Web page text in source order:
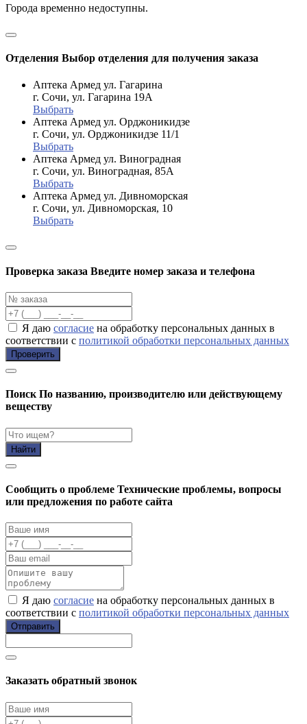
Города временно недоступны.
Отделения Выбор отделения для получения заказа
Аптека Армед ул. Гагарина
г. Сочи, ул. Гагарина 19А
Выбрать
Аптека Армед ул. Орджоникидзе
г. Сочи, ул. Орджоникидзе 11/1
Выбрать
Аптека Армед ул. Виноградная
г. Сочи, ул. Виноградная, 85А
Выбрать
Аптека Армед ул. Дивноморская
г. Сочи, ул. Дивноморская, 10
Выбрать
Проверка заказа Введите номер заказа и телефона
Я даю согласие на обработку персональных данных в
соответствии с политикой обработки персональных данных
Проверить
Поиск По названию, производителю или действующему
веществу
Найти
Cообщить о проблеме Технические проблемы, вопросы
или предложения по работе сайта
Я даю согласие на обработку персональных данных в
соответствии с политикой обработки персональных данных
Отправить
Заказать обратный звонок